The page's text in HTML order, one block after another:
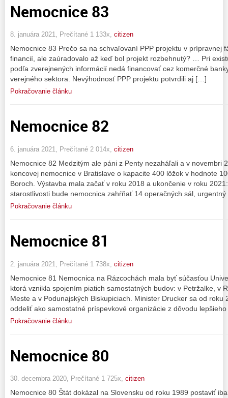
Nemocnice 83
8. januára 2021, Prečítané 1 133x, citizen
Nemocnice 83 Prečo sa na schvaľovaní PPP projektu v prípravnej
financií, ale zaúradovalo až keď bol projekt rozbehnutý? … Pri
podľa zverejnených informácií nedá financovať cez komerčné
verejného sektora. Nevýhodnosť PPP projektu potvrdili aj […]
Pokračovanie článku
Nemocnice 82
6. januára 2021, Prečítané 2 014x, citizen
Nemocnice 82 Medzitým ale páni z Penty nezaháľali a v novembri
koncovej nemocnice v Bratislave o kapacite 400 lôžok v hodnote
Boroch. Výstavba mala začať v roku 2018 a ukončenie v roku
starostlivosti bude nemocnica zahŕňať 14 operačných sál,
Pokračovanie článku
Nemocnice 81
2. januára 2021, Prečítané 1 738x, citizen
Nemocnice 81 Nemocnica na Rázcochách mala byť súčasťou
ktorá vznikla spojením piatich samostatných budov: v Petržalke, v
Meste a v Podunajských Biskupiciach. Minister Drucker sa od roku
oddeliť ako samostatné príspevkové organizácie z dôvodu
Pokračovanie článku
Nemocnice 80
30. decembra 2020, Prečítané 1 725x, citizen
Nemocnice 80 Štát dokázal na Slovensku od roku 1989 postaviť